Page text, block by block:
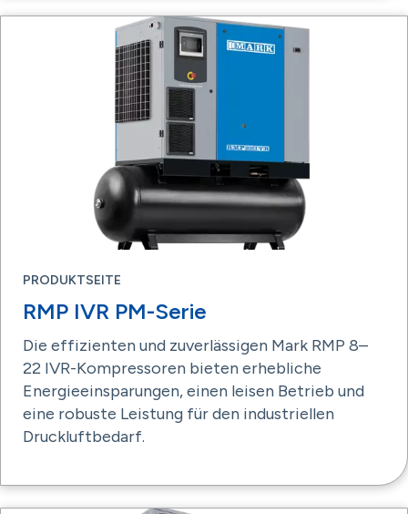
PRODUKTSEITE
RMP IVR PM-Serie
Die effizienten und zuverlässigen Mark RMP 8–
22 IVR-Kompressoren bieten erhebliche
Energieeinsparungen, einen leisen Betrieb und
eine robuste Leistung für den industriellen
Druckluftbedarf.